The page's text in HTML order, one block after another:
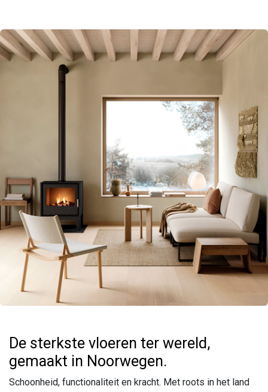
De sterkste vloeren ter wereld,
gemaakt in Noorwegen.
Schoonheid, functionaliteit en kracht. Met roots in het land